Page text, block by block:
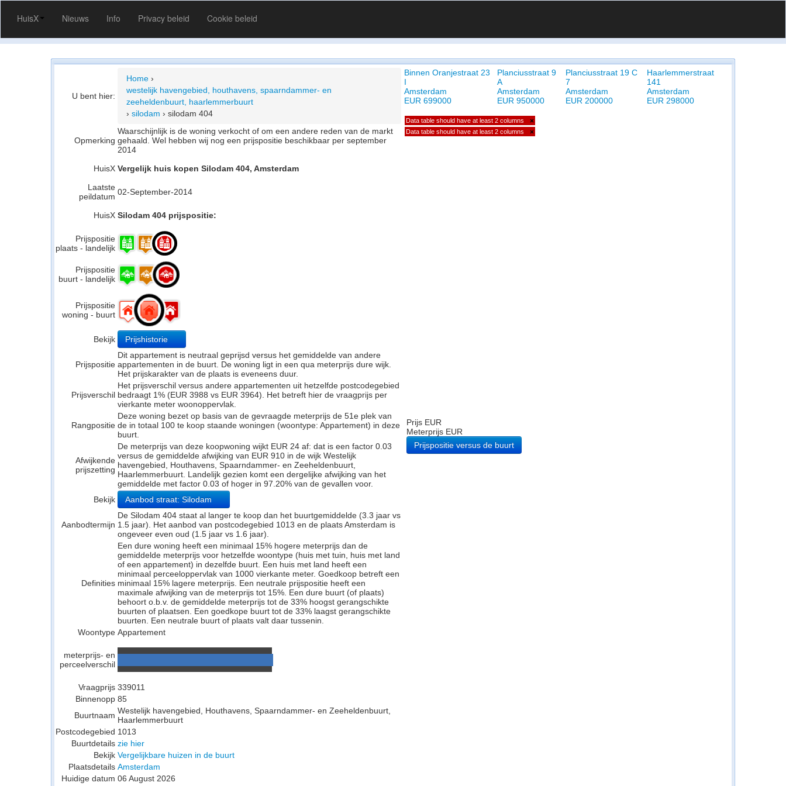
HuisX Nieuws Info Privacy beleid Cookie beleid
U bent hier:
Home ›
westelijk havengebied, houthavens, spaarndammer- en
zeeheldenbuurt, haarlemmerbuurt
› silodam › silodam 404
Opmerking
Waarschijnlijk is de woning verkocht of om een andere reden van de markt
gehaald. Wel hebben wij nog een prijspositie beschikbaar per september
2014
HuisX Vergelijk huis kopen Silodam 404, Amsterdam
Laatste
peildatum 02-September-2014
HuisX Silodam 404 prijspositie:
Prijspositie
plaats - landelijk
Prijspositie
buurt - landelijk
Prijspositie
woning - buurt
Bekijk Prijshistorie
Prijspositie
Dit appartement is neutraal geprijsd versus het gemiddelde van andere
appartementen in de buurt. De woning ligt in een qua meterprijs dure wijk.
Het prijskarakter van de plaats is eveneens duur.
Prijsverschil
Het prijsverschil versus andere appartementen uit hetzelfde postcodegebied
bedraagt 1% (EUR 3988 vs EUR 3964). Het betreft hier de vraagprijs per
vierkante meter woonoppervlak.
Rangpositie
Deze woning bezet op basis van de gevraagde meterprijs de 51e plek van
de in totaal 100 te koop staande woningen (woontype: Appartement) in deze
buurt.
Afwijkende
prijszetting
De meterprijs van deze koopwoning wijkt EUR 24 af: dat is een factor 0.03
versus de gemiddelde afwijking van EUR 910 in de wijk Westelijk
havengebied, Houthavens, Spaarndammer- en Zeeheldenbuurt,
Haarlemmerbuurt. Landelijk gezien komt een dergelijke afwijking van het
gemiddelde met factor 0.03 of hoger in 97.20% van de gevallen voor.
Bekijk
Aanbod straat: Silodam
Aanbodtermijn
De Silodam 404 staat al langer te koop dan het buurtgemiddelde (3.3 jaar vs
1.5 jaar). Het aanbod van postcodegebied 1013 en de plaats Amsterdam is
ongeveer even oud (1.5 jaar vs 1.6 jaar).
Definities
Een dure woning heeft een minimaal 15% hogere meterprijs dan de
gemiddelde meterprijs voor hetzelfde woontype (huis met tuin, huis met land
of een appartement) in dezelfde buurt. Een huis met land heeft een
minimaal perceeloppervlak van 1000 vierkante meter. Goedkoop betreft een
minimaal 15% lagere meterprijs. Een neutrale prijspositie heeft een
maximale afwijking van de meterprijs tot 15%. Een dure buurt (of plaats)
behoort o.b.v. de gemiddelde meterprijs tot de 33% hoogst gerangschikte
buurten of plaatsen. Een goedkope buurt tot de 33% laagst gerangschikte
buurten. Een neutrale buurt of plaats valt daar tussenin.
Woontype Appartement
meterprijs- en
perceelverschil
Vraagprijs 339011
Binnenopp 85
Buurtnaam Westelijk havengebied, Houthavens, Spaarndammer- en Zeeheldenbuurt,
Haarlemmerbuurt
Postcodegebied 1013
Buurtdetails zie hier
Bekijk Vergelijkbare huizen in de buurt
Plaatsdetails Amsterdam
Huidige datum 06 August 2026
Binnen Oranjestraat 23
I
Amsterdam
EUR 699000
Planciusstraat 9
A
Amsterdam
EUR 950000
Planciusstraat 19 C
7
Amsterdam
EUR 200000
Haarlemmerstraat
141
Amsterdam
EUR 298000
Data table should have at least 2 columns ×
Data table should have at least 2 columns ×
Prijs EUR
Meterprijs EUR
Prijspositie versus de buurt